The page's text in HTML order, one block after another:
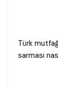
Türk
sarması